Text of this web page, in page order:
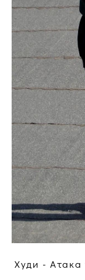
Худи - Атака